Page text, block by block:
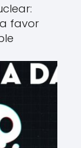
favor